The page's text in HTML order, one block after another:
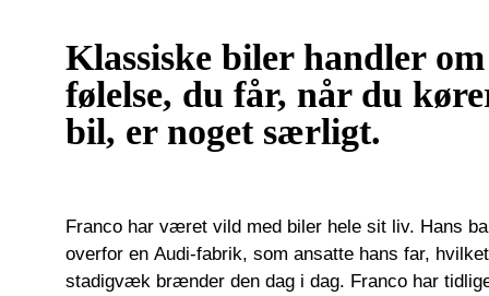
Klassiske biler handler
følelse, du får, når du
bil, er noget særligt.
Franco har været vild med biler hele sit liv. Hans
overfor en Audi-fabrik, som ansatte hans far,
stadigvæk brænder den dag i dag. Franco har tidligere været ansat som COO for